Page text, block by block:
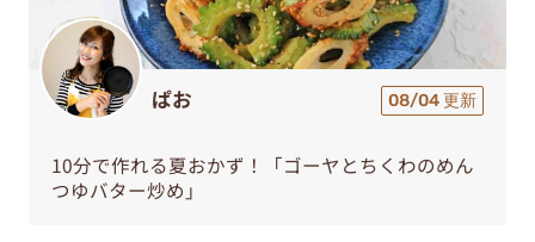
ぱお 08/04 更新
10分で作れる夏おかず！「ゴーヤとちくわのめん
つゆバター炒め」